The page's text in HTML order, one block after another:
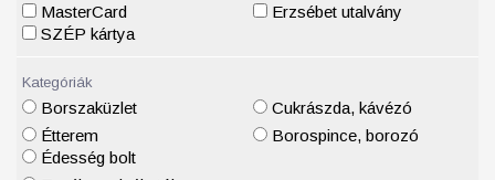
MasterCard
Erzsébet utalvány
SZÉP kártya
Kategóriák
Borszaküzlet
Étterem
Cukrászda, kávézó
Borospince, borozó
Édesség bolt